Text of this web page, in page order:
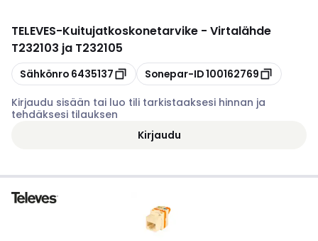
TELEVES-Kuitujatkoskonetarvike - Virtalähde
T232103 ja T232105
Kopioi
Sähkönro 6435137 Kopioi
Sonepar-ID100162769
Kirjaudu sisään tai luo tili tarkistaaksesi hinnan ja
tehdäksesi tilauksen
Kirjaudu